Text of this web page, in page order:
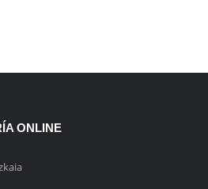
ONLINE